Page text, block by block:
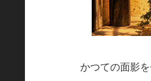
かつての面影